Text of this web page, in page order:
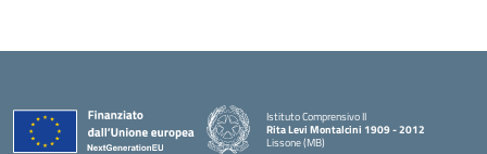
Istituto Comprensivo II
Rita Levi Montalcini 1909 - 2012
Lissone (MB)